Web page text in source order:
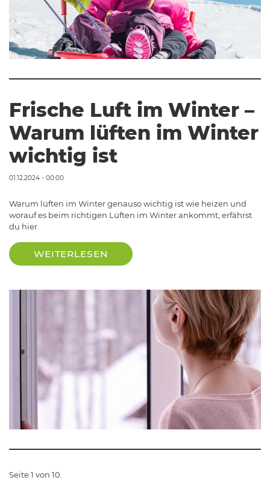
Frische Luft im Winter –
Warum lüften im Winter
wichtig ist
01.12.2024 - 00:00
Warum lüften im Winter genauso wichtig ist wie heizen und
worauf es beim richtigen Lüften im Winter ankommt, erfährst
du hier.
WEITERLESEN
Seite 1 von 10.